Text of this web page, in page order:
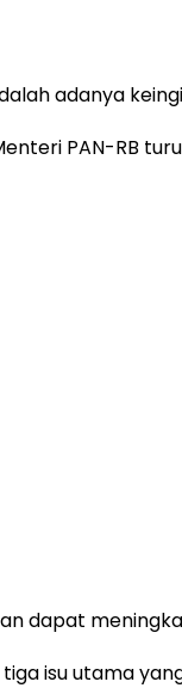
adanya
PAN-RB
dapat
isu utama